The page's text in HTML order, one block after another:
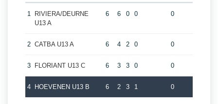
1
RIVIERA/DEURNE
U13 A
6 6 0 0 0
2 CATBA U13 A 6 4 2 0 0
3 FLORIANT U13 C 6 3 3 0 0
4 HOEVENEN U13 B 6 2 3 1 0